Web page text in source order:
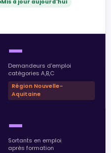
Mis à jour aujourd'hui
—
Demandeurs d'emploi
catégories A,B,C
Région Nouvelle-
Aquitaine
—
Sortants en emploi
après formation